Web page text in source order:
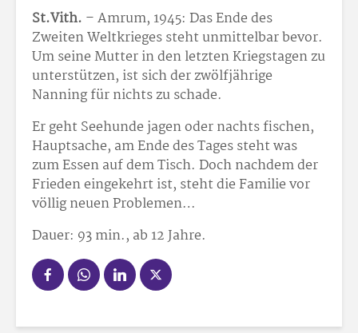
St.Vith. – Amrum, 1945: Das Ende des
Zweiten Weltkrieges steht unmittelbar bevor.
Um seine Mutter in den letzten Kriegstagen zu
unterstützen, ist sich der zwölfjährige
Nanning für nichts zu schade.
Er geht Seehunde jagen oder nachts fischen,
Hauptsache, am Ende des Tages steht was
zum Essen auf dem Tisch. Doch nachdem der
Frieden eingekehrt ist, steht die Familie vor
völlig neuen Problemen…
Dauer: 93 min., ab 12 Jahre.